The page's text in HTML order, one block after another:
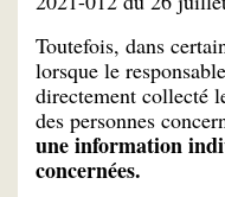
Toutefois, dans
lorsque le
directement collecté
des personnes
une information
concernées.